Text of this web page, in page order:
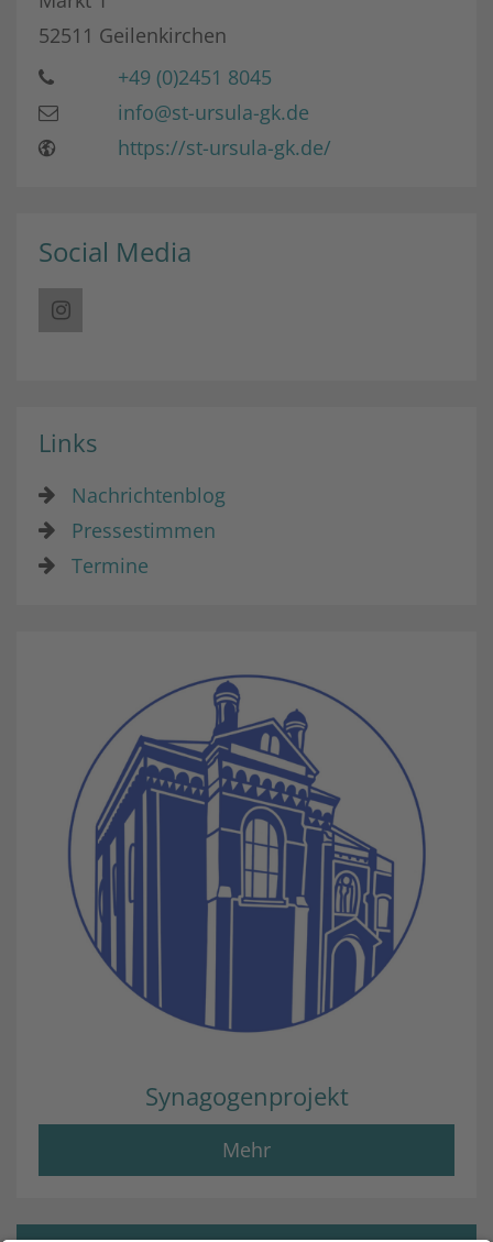
52511 Geilenkirchen
+49 (0)2451 8045
info@st-ursula-gk.de
https://st-ursula-gk.de/
Social Media
Links
Nachrichtenblog
Pressestimmen
Termine
Synagogenprojekt
Mehr